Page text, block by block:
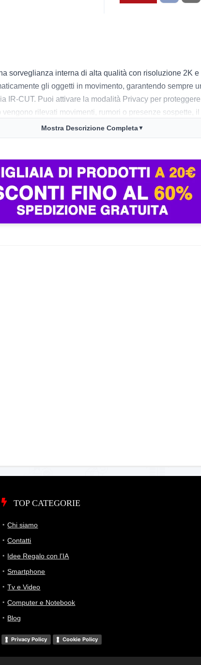
sorveglianza interna di alta qualità con risoluzione 2K
gli oggetti in movimento, garantendo sempre
CUT. Puoi attivare la modalità Privacy per
rilevati movimenti, rumori o presenze sospette,
in particolare l’integrazione con Alexa e Google
che la registrazione nel cloud, sebbene utile,
di visualizzare fino a quattro telecamere
necessità di acquistare separatamente la memoria per
per la sicurezza domestica.
Mostra Descrizione Completa▼
TOP CATEGORIE
Chi siamo
Contatti
Idee Regalo con l’IA
Smartphone
Tv e Video
Computer e Notebook
Blog
Privacy Policy Cookie Policy